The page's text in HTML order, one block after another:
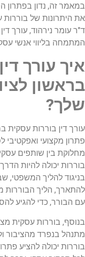
במאמר זה, נדון בפתרון
את היתרונות של בוררות
ד"ר עומר נירהוד, עורך
המתמחה בליווי אנשי
איך עורך
בראשון
שלך?
עורך דין בוררות עסקית
פתרון מקצועי
מחלוקת בין שותפים
בוררות יכולה להיות
בניגוד להליך המשפטי,
להתארך, הליך הבוררות
עם הבורר, כדי להגיע
בנוסף, בוררות עסקית
מתנהל בנפרד מהציבור
בוררות יכולה להציע